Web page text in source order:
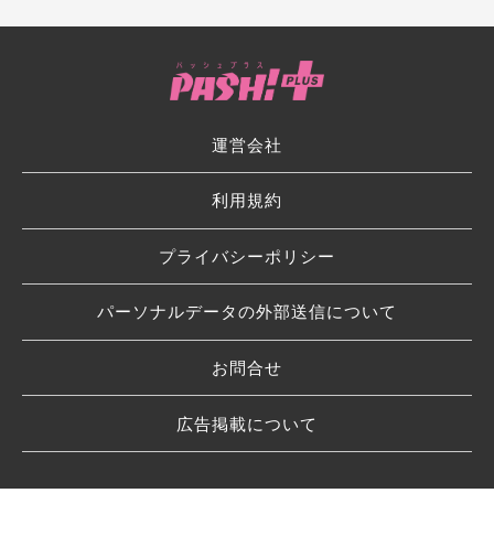
運営会社
利用規約
プライバシーポリシー
パーソナルデータの外部送信について
お問合せ
広告掲載について